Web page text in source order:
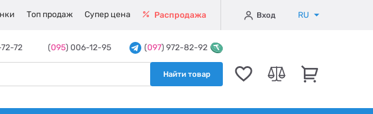
Топ продаж Супер цена Распродажа Вход RU
72 (095) 006-12-95 (097) 972-82-92
Найти товар